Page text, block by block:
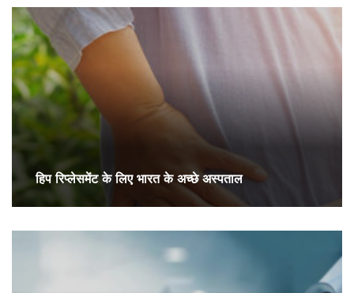
हिप रिप्लेसमेंट के लिए भारत के अच्छे अस्पताल